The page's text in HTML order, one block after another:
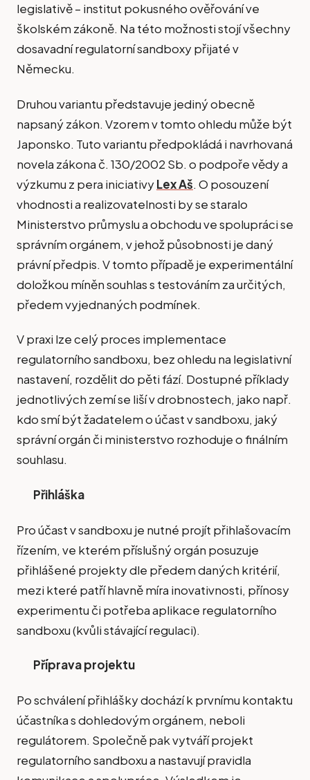
legislativě – institut pokusného ověřování ve
školském zákoně. Na této možnosti stojí všechny
dosavadní regulatorní sandboxy přijaté v
Německu.
Druhou variantu představuje jediný obecně
napsaný zákon. Vzorem v tomto ohledu může být
Japonsko. Tuto variantu předpokládá i navrhovaná
novela zákona č. 130/2002 Sb. o podpoře vědy a
výzkumu z pera iniciativyLex Aš. O posouzení
vhodnosti a realizovatelnosti by se staralo
Ministerstvo průmyslu a obchodu ve spolupráci se
správním orgánem, v jehož působnosti je daný
právní předpis. V tomto případě je experimentální
doložkou míněn souhlas s testováním za určitých,
předem vyjednaných podmínek.
V praxi lze celý proces implementace
regulatorního sandboxu, bez ohledu na legislativní
nastavení, rozdělit do pěti fází. Dostupné příklady
jednotlivých zemí se liší v drobnostech, jako např.
kdo smí být žadatelem o účast v sandboxu, jaký
správní orgán či ministerstvo rozhoduje o finálním
souhlasu.
Přihláška
Pro účast v sandboxu je nutné projít přihlašovacím
řízením, ve kterém příslušný orgán posuzuje
přihlášené projekty dle předem daných kritérií,
mezi které patří hlavně míra inovativnosti, přínosy
experimentu či potřeba aplikace regulatorního
sandboxu (kvůli stávající regulaci).
Příprava projektu
Po schválení přihlášky dochází k prvnímu kontaktu
účastníka s dohledovým orgánem, neboli
regulátorem. Společně pak vytváří projekt
regulatorního sandboxu a nastavují pravidla